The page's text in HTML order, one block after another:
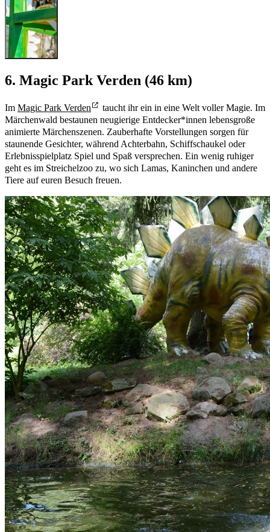
6. Magic Park Verden (46 km)
Im Magic Park Verden
taucht ihr ein in eine Welt voller Magie. Im
Märchenwald bestaunen neugierige Entdecker*innen lebensgroße
animierte Märchenszenen. Zauberhafte Vorstellungen sorgen für
staunende Gesichter, während Achterbahn, Schiffschaukel oder
Erlebnisspielplatz Spiel und Spaß versprechen. Ein wenig ruhiger
geht es im Streichelzoo zu, wo sich Lamas, Kaninchen und andere
Tiere auf euren Besuch freuen.